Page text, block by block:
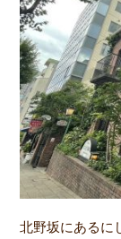
北野坂にあるに